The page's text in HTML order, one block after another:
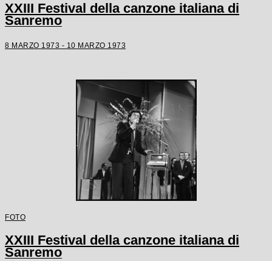
XXIII Festival della canzone italiana di
Sanremo
8 MARZO 1973 - 10 MARZO 1973
FOTO
XXIII Festival della canzone italiana di
Sanremo